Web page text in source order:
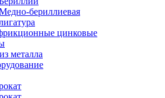
бериллиевая
цинковые
металла